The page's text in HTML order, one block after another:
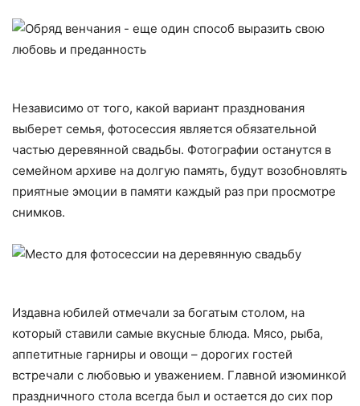
Независимо от того, какой вариант празднования
выберет семья, фотосессия является обязательной
частью деревянной свадьбы. Фотографии останутся в
семейном архиве на долгую память, будут возобновлять
приятные эмоции в памяти каждый раз при просмотре
снимков.
Издавна юбилей отмечали за богатым столом, на
который ставили самые вкусные блюда. Мясо, рыба,
аппетитные гарниры и овощи – дорогих гостей
встречали с любовью и уважением. Главной изюминкой
праздничного стола всегда был и остается до сих пор